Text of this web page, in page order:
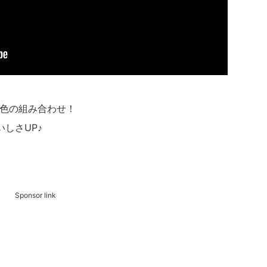
の組み合わせ！
しさUP♪
Sponsor link